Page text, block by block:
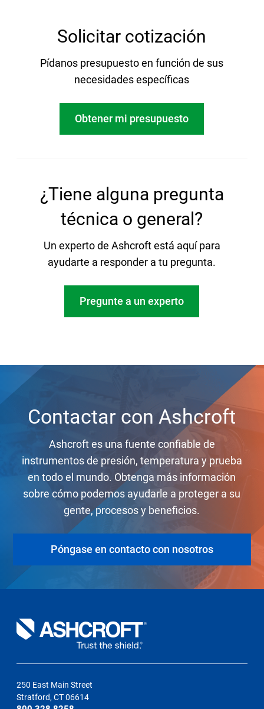
Solicitar cotización
Pídanos presupuesto en función de sus
necesidades específicas
Obtener mi presupuesto
¿Tiene alguna pregunta
técnica o general?
Un experto de Ashcroft está aquí para
ayudarte a responder a tu pregunta.
Pregunte a un experto
Contactar con Ashcroft
Ashcroft es una fuente confiable de
instrumentos de presión, temperatura y prueba
en todo el mundo. Obtenga más información
sobre cómo podemos ayudarle a proteger a su
gente, procesos y beneficios.
Póngase en contacto con nosotros
250 East Main Street
Stratford, CT 06614